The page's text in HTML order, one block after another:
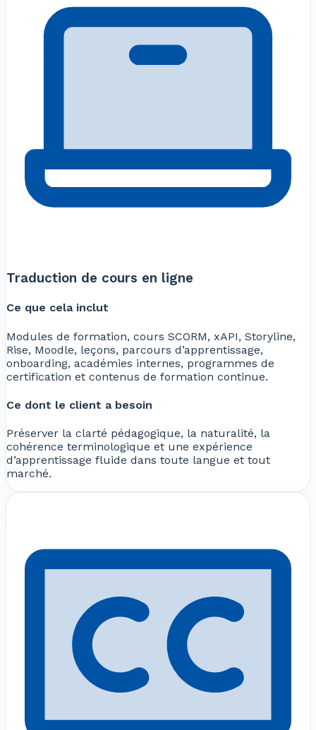
Traduction de cours en ligne
Ce que cela inclut
Modules de formation, cours SCORM, xAPI, Storyline,
Rise, Moodle, leçons, parcours d’apprentissage,
onboarding, académies internes, programmes de
certification et contenus de formation continue.
Ce dont le client a besoin
Préserver la clarté pédagogique, la naturalité, la
cohérence terminologique et une expérience
d’apprentissage fluide dans toute langue et tout
marché.